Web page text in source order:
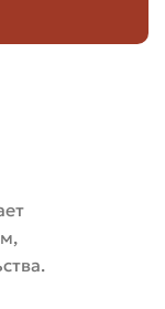
типичных
полуторный —
же партии.